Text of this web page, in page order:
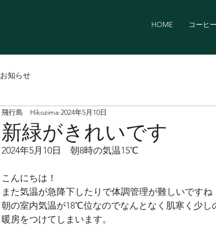
HOME コーヒ
お知らせ
新緑がきれいです
飛行島 Hikozima 2024年5月10日
2024年5月10日　朝8時の気温15℃
こんにちは！
また気温が急降下したりで体調管理が難しいですね
朝の室内気温が18℃位なのでなんとなく肌寒く少し
暖房をつけてしまいます。